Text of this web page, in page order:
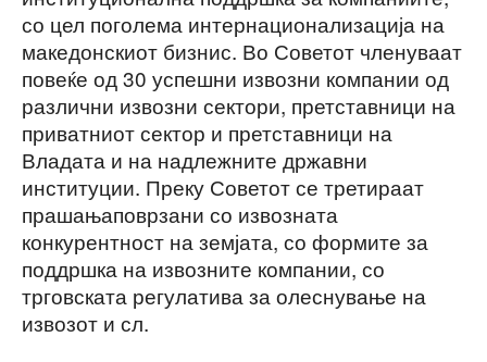
со цел поголема интернационализација на
македонскиот бизнис. Во Советот членуваат
повеќе од 30 успешни извозни компании од
различни извозни сектори, претставници на
приватниот сектор и претставници на
Владата и на надлежните државни
институции. Преку Советот се третираат
прашањаповрзани со извозната
конкурентност на земјата, со формите за
поддршка на извозните компании, со
трговската регулатива за олеснување на
извозот и сл.